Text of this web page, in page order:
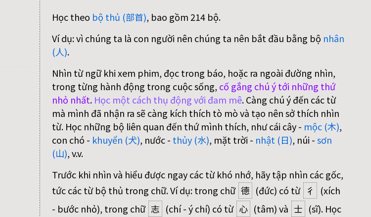
Học theo bộ thủ (部首), bao gồm 214 bộ.
Ví dụ: vì chúng ta là con người nên chúng ta nên bắt đầu bằng bộ nhân
(人).
Nhìn từ ngữ khi xem phim, đọc trong báo, hoặc ra ngoài đường nhìn,
trong từng hành động trong cuộc sống, cố gắng chú ý tới những thứ
nhỏ nhất. Học một cách thụ động với đam mê. Càng chú ý đến các từ
mà mình đã nhận ra sẽ càng kích thích tò mò và tạo nên sở thích nhìn
từ. Học những bộ liên quan đến thứ mình thích, như cái cây - mộc (木),
con chó - khuyển (犬), nước - thủy (水), mặt trời - nhật (日), núi -sơn
(山), v.v.
Trước khi nhìn và hiểu được ngay các từ khó nhớ, hãy tập nhìn các gốc,
tức các từ bộ thủ trong chữ. Ví dụ: trong chữ 德 (đức) có từ 彳
(xích
- bước nhỏ), trong chữ 志 (chí - ý chí) có từ 心 (tâm) và 士 (sĩ). Học